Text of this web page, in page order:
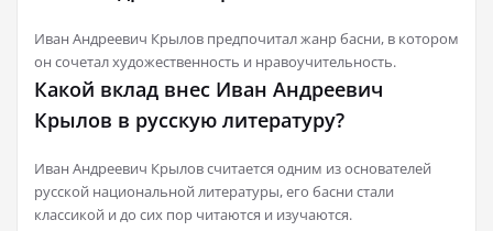
Иван Андреевич Крылов предпочитал жанр басни, в котором
он сочетал художественность и нравоучительность.
Какой вклад внес Иван Андреевич
Крылов в русскую литературу?
Иван Андреевич Крылов считается одним из основателей
русской национальной литературы, его басни стали
классикой и до сих пор читаются и изучаются.